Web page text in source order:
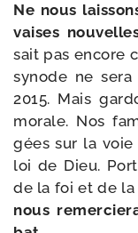
Ne nous
vaises
sait pas encore
synode ne sera
2015. Mais
morale. Nos
gées sur la
loi de Dieu.
de la foi et de la
nous